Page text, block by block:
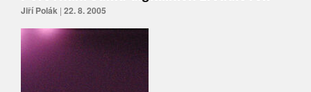
Jiří Polák | 22. 8. 2005